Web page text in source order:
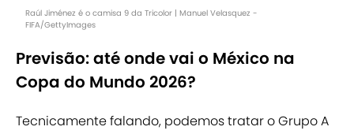
Raúl Jiménez é o camisa 9 da Tricolor | Manuel Velasquez -
FIFA/GettyImages
Previsão: até onde vai o México na
Copa do Mundo 2026?
Tecnicamente falando, podemos tratar o Grupo A